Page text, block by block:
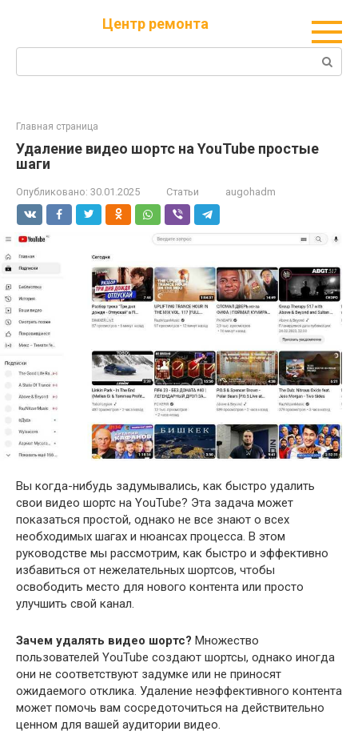
Центр ремонта
Поиск:
Главная страница
Удаление видео шортс на YouTube простые
шаги
Опубликовано: 30.01.2025 Статьи augohadm
Вы когда-нибудь задумывались, как быстро удалить
свои видео шортс на YouTube? Эта задача может
показаться простой, однако не все знают о всех
необходимых шагах и нюансах процесса. В этом
руководстве мы рассмотрим, как быстро и эффективно
избавиться от нежелательных шортсов, чтобы
освободить место для нового контента или просто
улучшить свой канал.
Зачем удалять видео шортс? Множество
пользователей YouTube создают шортсы, однако иногда
они не соответствуют задумке или не приносят
ожидаемого отклика. Удаление неэффективного контента
может помочь вам сосредоточиться на действительно
ценном для вашей аудитории видео.